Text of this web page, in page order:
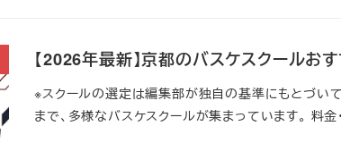
【2026年最新】京都のバスケスクールお
※スクールの選定は編集部が独自の基準にもとづい
まで、多様なバスケスクールが集まっています。 料